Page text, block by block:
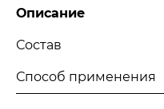
Описание
Состав
Способ применения